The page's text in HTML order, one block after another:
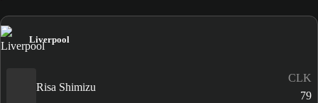
Liverpool
Risa Shimizu
CLK
79